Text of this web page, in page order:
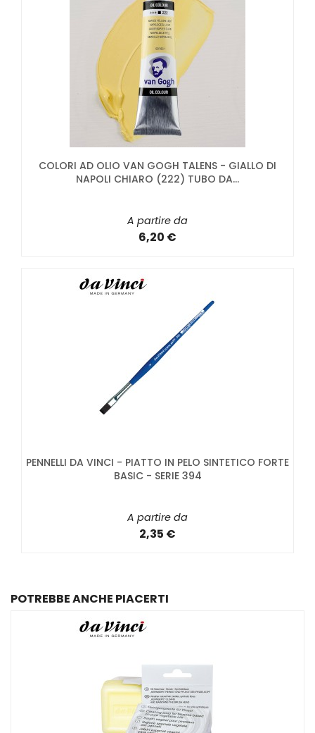
COLORI AD OLIO VAN GOGH TALENS - GIALLO DI
NAPOLI CHIARO (222) TUBO DA...
A partire da
6,20 €
PENNELLI DA VINCI - PIATTO IN PELO SINTETICO FORTE
BASIC - SERIE 394
A partire da
2,35 €
POTREBBE ANCHE PIACERTI